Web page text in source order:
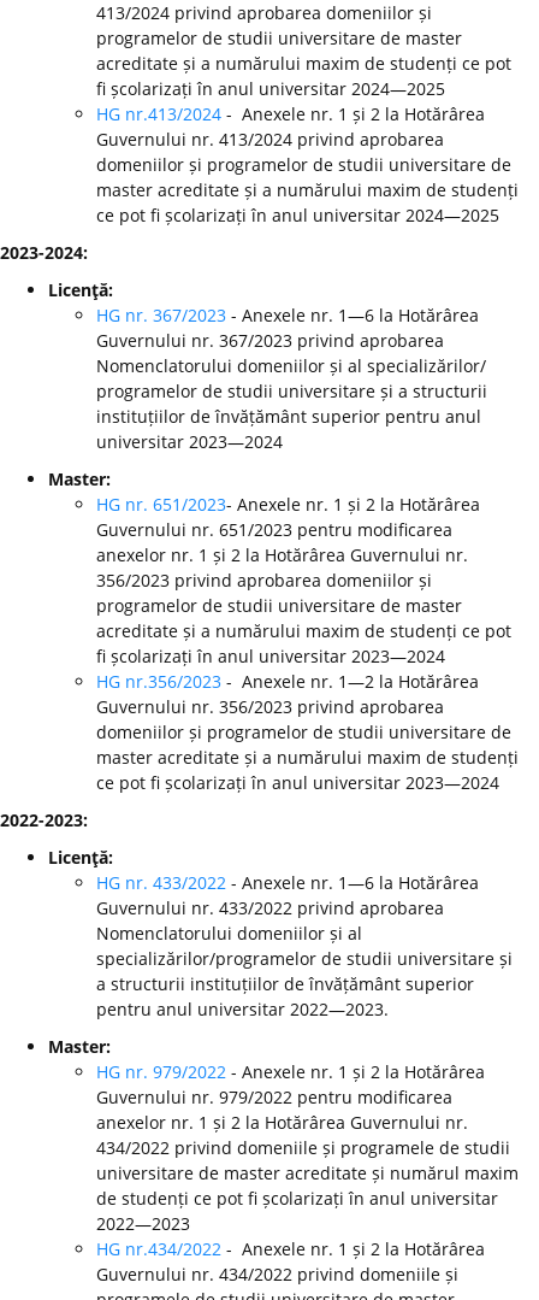
413/2024 privind aprobarea domeniilor și
programelor de studii universitare de master
acreditate și a numărului maxim de studenți ce pot
fi școlarizați în anul universitar 2024—2025
HG nr.413/2024 - Anexele nr. 1 și 2 la Hotărârea
Guvernului nr. 413/2024 privind aprobarea
domeniilor și programelor de studii universitare de
master acreditate și a numărului maxim de studenți
ce pot fi școlarizați în anul universitar 2024—2025
2023-2024:
Licenţă:
HG nr. 367/2023 - Anexele nr. 1—6 la Hotărârea
Guvernului nr. 367/2023 privind aprobarea
Nomenclatorului domeniilor și al specializărilor/
programelor de studii universitare și a structurii
instituțiilor de învățământ superior pentru anul
universitar 2023—2024
Master:
HG nr. 651/2023- Anexele nr. 1 și 2 la Hotărârea
Guvernului nr. 651/2023 pentru modificarea
anexelor nr. 1 și 2 la Hotărârea Guvernului nr.
356/2023 privind aprobarea domeniilor și
programelor de studii universitare de master
acreditate și a numărului maxim de studenți ce pot
fi școlarizați în anul universitar 2023—2024
HG nr.356/2023 - Anexele nr. 1—2 la Hotărârea
Guvernului nr. 356/2023 privind aprobarea
domeniilor și programelor de studii universitare de
master acreditate și a numărului maxim de studenți
ce pot fi școlarizați în anul universitar 2023—2024
2022-2023:
Licenţă:
HG nr. 433/2022 - Anexele nr. 1—6 la Hotărârea
Guvernului nr. 433/2022 privind aprobarea
Nomenclatorului domeniilor și al
specializărilor/programelor de studii universitare și
a structurii instituțiilor de învățământ superior
pentru anul universitar 2022—2023.
Master:
HG nr. 979/2022 - Anexele nr. 1 și 2 la Hotărârea
Guvernului nr. 979/2022 pentru modificarea
anexelor nr. 1 și 2 la Hotărârea Guvernului nr.
434/2022 privind domeniile și programele de studii
universitare de master acreditate și numărul maxim
de studenți ce pot fi școlarizați în anul universitar
2022—2023
HG nr.434/2022 - Anexele nr. 1 și 2 la Hotărârea
Guvernului nr. 434/2022 privind domeniile și